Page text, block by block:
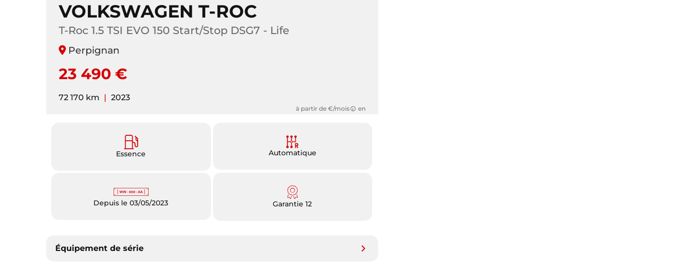
VOLKSWAGEN T-ROC
T-Roc 1.5 TSI EVO 150 Start/Stop DSG7 - Life
Perpignan
23 490 €
72 170 km | 2023
à partir de €/mois en
Essence Automatique
Depuis le 03/05/2023 Garantie 12
Équipement de série